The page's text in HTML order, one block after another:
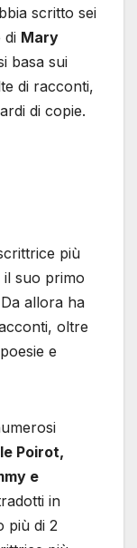
scritto sei
di Mary
basa sui
di racconti,
di copie.
più
suo primo
allora ha
oltre
e
Poirot,
e
in
più di 2